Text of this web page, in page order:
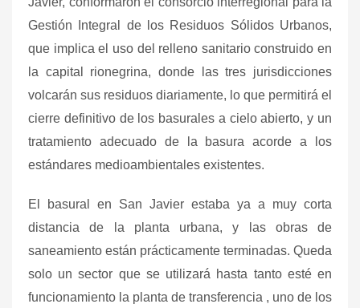
Gestión Integral de los Residuos Sólidos Urbanos,
que implica el uso del relleno sanitario construido en
la capital rionegrina, donde las tres jurisdicciones
volcarán sus residuos diariamente, lo que permitirá el
cierre definitivo de los basurales a cielo abierto, y un
tratamiento adecuado de la basura acorde a los
estándares medioambientales existentes.
El basural en San Javier estaba ya a muy corta
distancia de la planta urbana, y las obras de
saneamiento están prácticamente terminadas. Queda
solo un sector que se utilizará hasta tanto esté en
funcionamiento la planta de transferencia , uno de los